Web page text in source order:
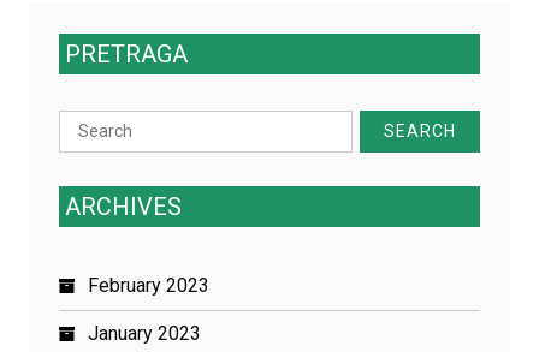
PRETRAGA
Search
for:
ARCHIVES
February 2023
January 2023